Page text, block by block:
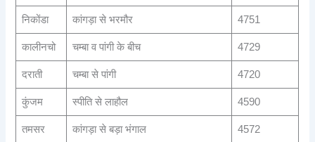
निकोंडा कांगड़ा से भरमौर 4751
कालीनचो चम्बा व पांगी के बीच 4729
दराती चम्बा से पांगी 4720
कुंजम स्पीति से लाहौल 4590
तमसर कांगड़ा से बड़ा भंगाल 4572